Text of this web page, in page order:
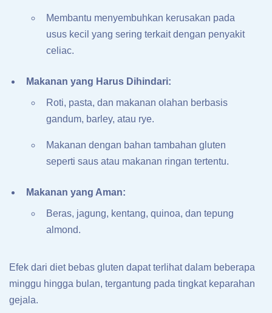
Membantu menyembuhkan kerusakan pada
usus kecil yang sering terkait dengan penyakit
celiac.
Makanan yang Harus Dihindari:
Roti, pasta, dan makanan olahan berbasis
gandum, barley, atau rye.
Makanan dengan bahan tambahan gluten
seperti saus atau makanan ringan tertentu.
Makanan yang Aman:
Beras, jagung, kentang, quinoa, dan tepung
almond.
Efek dari diet bebas gluten dapat terlihat dalam beberapa
minggu hingga bulan, tergantung pada tingkat keparahan
gejala.